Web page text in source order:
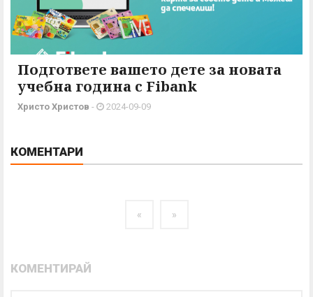
Подгответе вашето дете за новата
учебна година с Fibank
Христо Христов - 2024-09-09
КОМЕНТАРИ
« »
КОМЕНТИРАЙ